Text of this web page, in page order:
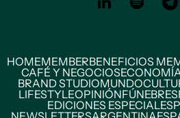
HOMEMEMBERBENEFICIOS
CAFÉ Y NEGOCIOS
BRAND STUDIOMUNDO
LIFESTYLEOPINIÓNFÚNEBRES
EDICIONES ESPECIALES